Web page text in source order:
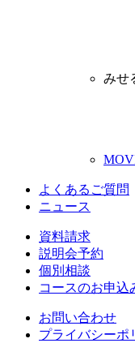
みせ
よくあるご質問
ニュース
資料請求
説明会予約
個別相談
コースのお申込
お問い合わせ
プライバシーポ